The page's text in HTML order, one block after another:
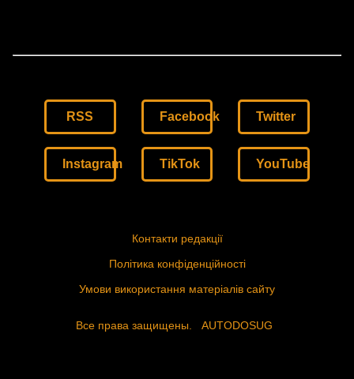
RSS Facebook Twitter
Instagram TikTok YouTube
Контакти редакції
Політика конфіденційності
Умови використання матеріалів сайту
Все права защищены. AUTODOSUG